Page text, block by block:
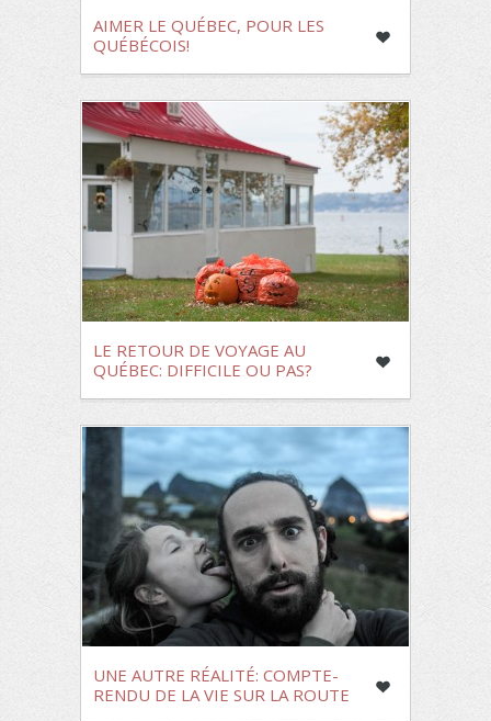
AIMER LE QUÉBEC, POUR LES
QUÉBÉCOIS!
LE RETOUR DE VOYAGE AU
QUÉBEC: DIFFICILE OU PAS?
UNE AUTRE RÉALITÉ: COMPTE-
RENDU DE LA VIE SUR LA ROUTE